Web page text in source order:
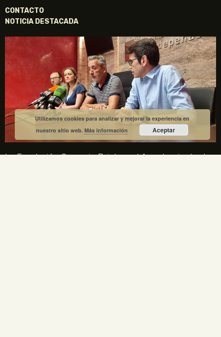
CONTACTO
NOTICIA DESTACADA
La Fundación Gregorio Prieto y el Ayuntamiento de
Utilizamos cookies para analizar y mejorar la experiencia en
nuestro sitio web.Más información Aceptar